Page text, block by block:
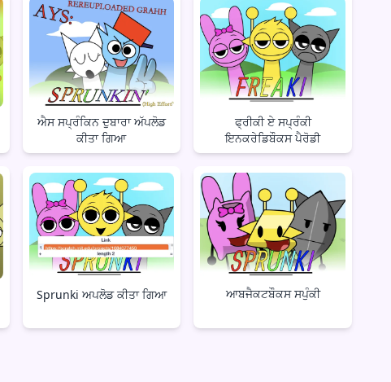
ਐਸ ਸਪ੍ਰੰਕਿਨ ਦੁਬਾਰਾ ਅੱਪਲੋਡ
ਕੀਤਾ ਗਿਆ
ਫ੍ਰੀਕੀ ਏ ਸਪ੍ਰੰਕੀ
ਇਨਕਰੇਡਿਬੌਕਸ ਪੈਰੋਡੀ
Sprunki ਅਪਲੋਡ ਕੀਤਾ ਗਿਆ ਆਬਜੈਕਟਬੌਕਸ ਸਪੁੰਕੀ